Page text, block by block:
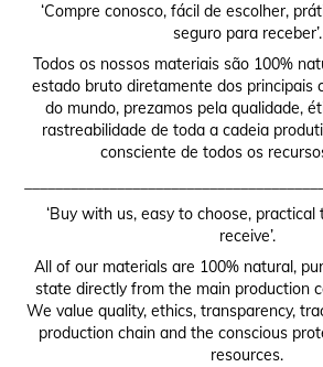
‘Compre conosco, fácil de escolher,
seguro para receber’.
Todos os nossos materiais são 100%
estado bruto diretamente dos principais
do mundo, prezamos pela qualidade,
rastreabilidade de toda a cadeia
consciente de todos os
‘Buy with us, easy to choose,
receive’.
All of our materials are 100% natural,
state directly from the main production
We value quality, ethics, transparency,
production chain and the conscious
resources.